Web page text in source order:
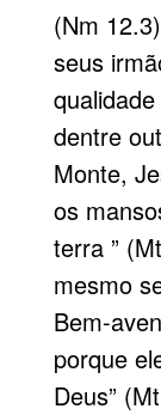
(Nm
seus
dentre
Monte,
os
terra ”
mesmo
Bem-
porque
Deus”